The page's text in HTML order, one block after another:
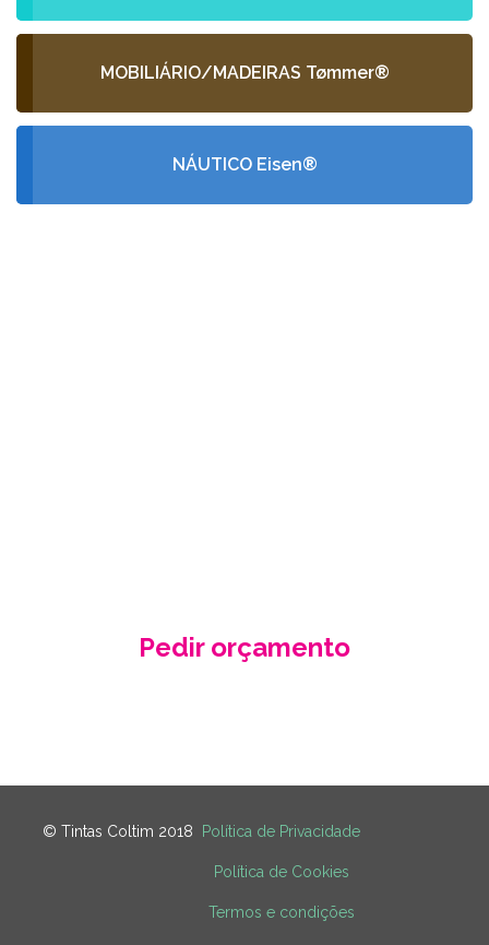
MOBILIÁRIO/MADEIRAS Tømmer®
NÁUTICO Eisen®
Pedir orçamento
© Tintas Coltim 2018 Política de Privacidade
Política de Cookies
Termos e condições